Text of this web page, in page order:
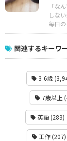
「な
しな
毎日
関連するキーワ
3-6歳
7歳以上
英語 (283)
工作 (207)